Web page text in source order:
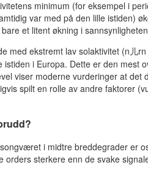
minimum (for eksempel i
var med på den lille istiden)
et litent økning i
med ekstremt lav solaktivitet (n儿
i Europa. Dette er den mest
viser moderne vurderinger at det
spilt en rolle av andre faktorer
i midtre breddegrader er
sterkere enn de svake